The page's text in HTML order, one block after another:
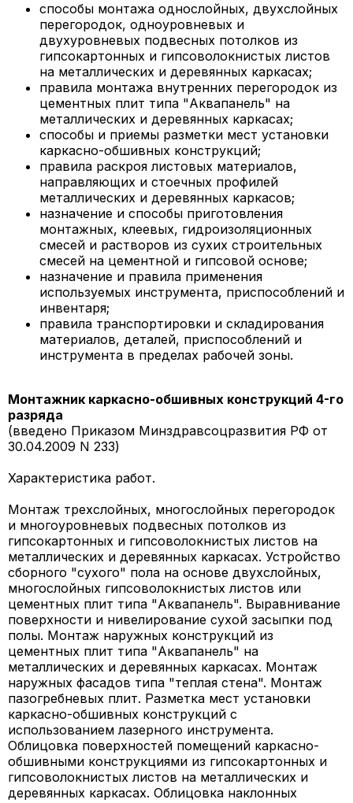
способы монтажа однослойных, двухслойных
перегородок, одноуровневых и
двухуровневых подвесных потолков из
гипсокартонных и гипсоволокнистых листов
на металлических и деревянных каркасах;
правила монтажа внутренних перегородок из
цементных плит типа "Аквапанель" на
металлических и деревянных каркасах;
способы и приемы разметки мест установки
каркасно-обшивных конструкций;
правила раскроя листовых материалов,
направляющих и стоечных профилей
металлических и деревянных каркасов;
назначение и способы приготовления
монтажных, клеевых, гидроизоляционных
смесей и растворов из сухих строительных
смесей на цементной и гипсовой основе;
назначение и правила применения
используемых инструмента, приспособлений и
инвентаря;
правила транспортировки и складирования
материалов, деталей, приспособлений и
инструмента в пределах рабочей зоны.
Монтажник каркасно-обшивных конструкций 4-го
разряда
(введено Приказом Минздравсоцразвития РФ от
30.04.2009 N 233)
Характеристика работ.
Монтаж трехслойных, многослойных перегородок
и многоуровневых подвесных потолков из
гипсокартонных и гипсоволокнистых листов на
металлических и деревянных каркасах. Устройство
сборного "сухого" пола на основе двухслойных,
многослойных гипсоволокнистых листов или
цементных плит типа "Аквапанель". Выравнивание
поверхности и нивелирование сухой засыпки под
полы. Монтаж наружных конструкций из
цементных плит типа "Аквапанель" на
металлических и деревянных каркасах. Монтаж
наружных фасадов типа "теплая стена". Монтаж
пазогребневых плит. Разметка мест установки
каркасно-обшивных конструкций с
использованием лазерного инструмента.
Облицовка поверхностей помещений каркасно-
обшивными конструкциями из гипсокартонных и
гипсоволокнистых листов на металлических и
деревянных каркасах. Облицовка наклонных